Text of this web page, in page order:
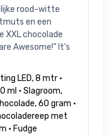
rood-witte
en een
XXL chocolade
Awesome!" It's
LED, 8 mtr •
ml • Slagroom,
60 gram •
met
• Fudge